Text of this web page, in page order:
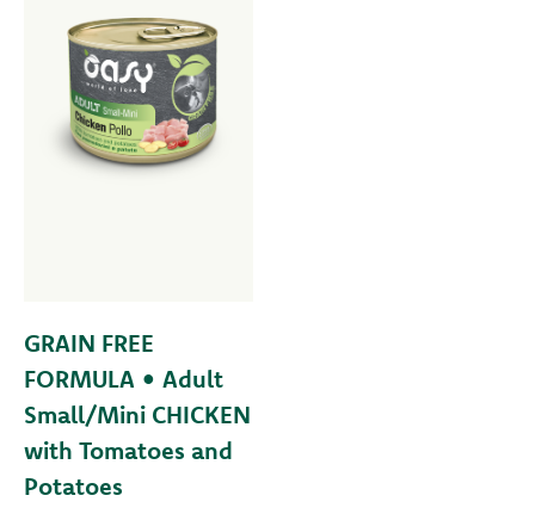
GRAIN FREE
FORMULA • Adult
Small/Mini CHICKEN
with Tomatoes and
Potatoes